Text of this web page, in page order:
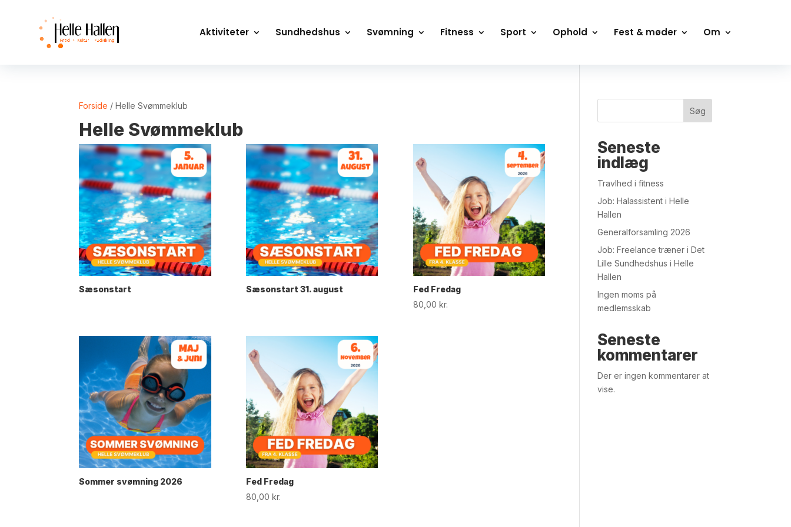
Aktiviteter Sundhedshus Svømning Fitness Sport Ophold Fest & møder Om
Forside / Helle Svømmeklub
Helle Svømmeklub
Sæsonstart Sæsonstart 31. august
Fed Fredag
80,00 kr.
Sommer svømning 2026
Fed Fredag
80,00 kr.
Søg
Seneste
indlæg
Travlhed i fitness
Job: Halassistent i Helle
Hallen
Generalforsamling 2026
Job: Freelance træner i Det
Lille Sundhedshus i Helle
Hallen
Ingen moms på
medlemsskab
Seneste
kommentarer
Der er ingen kommentarer at
vise.